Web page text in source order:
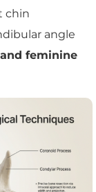
chin
angle
feminine